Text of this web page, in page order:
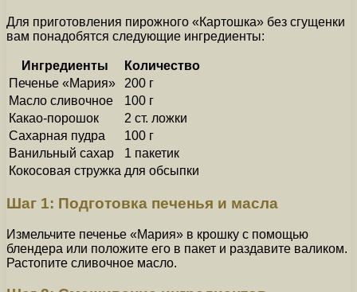
Для приготовления пирожного «Картошка» без сгущенки
вам понадобятся следующие ингредиенты:
Ингредиенты
Количество
Печенье «Мария»
200 г
Масло сливочное
100 г
Какао-порошок
2 ст. ложки
Сахарная пудра
100 г
Ванильный сахар
1 пакетик
Кокосовая стружка для обсыпки
Шаг 1: Подготовка печенья и масла
Измельчите печенье «Мария» в крошку с помощью
блендера или положите его в пакет и раздавите валиком.
Растопите сливочное масло.